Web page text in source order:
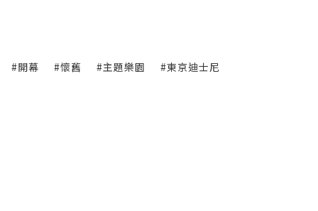
#開幕 #懷舊 #主題樂園 #東京迪士尼